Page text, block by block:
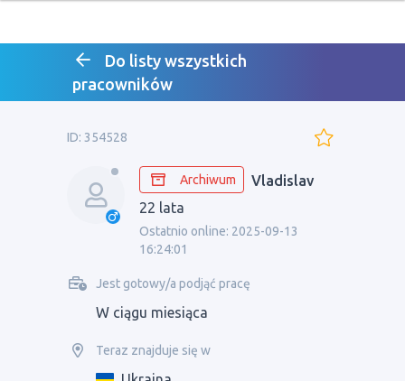
Do listy wszystkich
pracowników
ID: 354528
Archiwum
Vladislav
22 lata
Ostatnio online: 2025-09-13
16:24:01
Jest gotowy/a podjąć pracę
W ciągu miesiąca
Teraz znajduje się w